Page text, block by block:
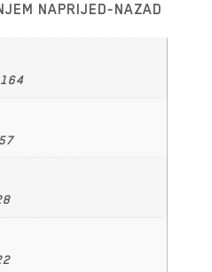
NAPRIJED-NAZAD